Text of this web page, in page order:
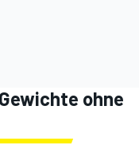
ohne